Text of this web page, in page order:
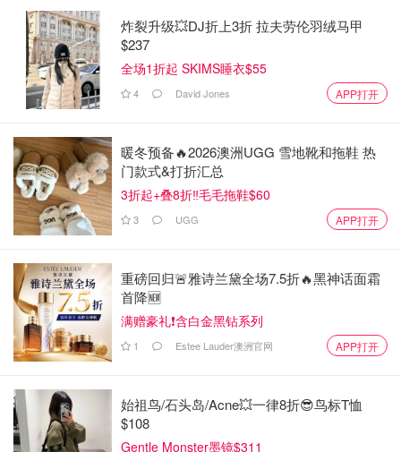
炸裂升级💥DJ折上3折 拉夫劳伦羽绒马甲
$237
全场1折起 SKIMS睡衣$55
4 David Jones APP打开
暖冬预备🔥2026澳洲UGG 雪地靴和拖鞋 热
门款式&打折汇总
3折起+叠8折‼️毛毛拖鞋$60
3 UGG APP打开
重磅回归🚨雅诗兰黛全场7.5折🔥黑神话面霜
首降🆕
满赠豪礼❗含白金黑钻系列
1 Estee Lauder澳洲官网 APP打开
始祖鸟/石头岛/Acne💥一律8折😎鸟标T恤
$108
Gentle Monster墨镜$311